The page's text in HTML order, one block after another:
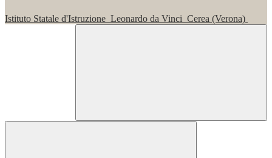
Istituto Statale d'Istruzione Leonardo da Vinci Cerea (Verona)